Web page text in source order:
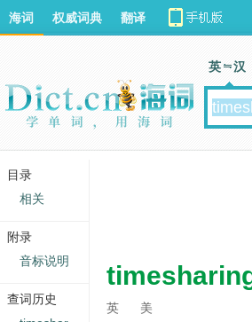
英 美
海词 权威词典 翻译
英 汉
目录
相关
附录
音标说明
查词历史